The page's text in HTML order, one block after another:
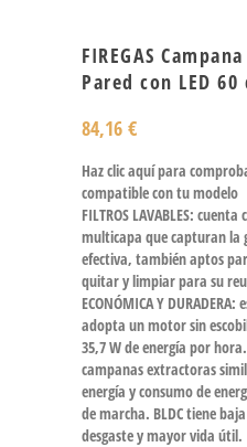
FIREGAS
Pared con LED 60
84,16 €
Haz clic aquí para
compatible con tu modelo
FILTROS LAVABLES:
multicapa que capturan la
efectiva, también aptos
quitar y limpiar para su
ECONÓMICA Y
adopta un motor sin
35,7 W de energía por
campanas extractoras
energía y consumo de
de marcha. BLDC tiene
desgaste y mayor vida útil.